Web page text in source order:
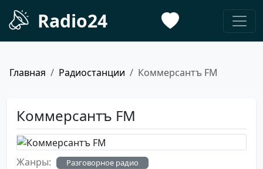
Radio24
Главная Радиостанции Коммерсантъ FM
Коммерсантъ FM
Жанры: Разговорное радио